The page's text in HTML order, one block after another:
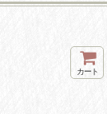
カート